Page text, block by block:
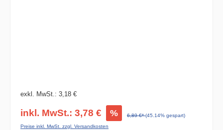
exkl. MwSt.: 3,18 €
inkl. MwSt.: 3,78 € % 6,89 €*(45.14% gespart)
Preise inkl. MwSt. zzgl. Versandkosten